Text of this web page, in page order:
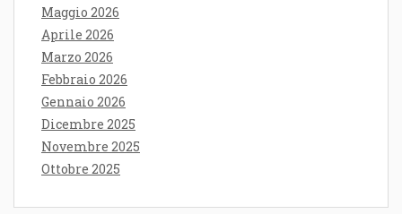
Maggio 2026
Aprile 2026
Marzo 2026
Febbraio 2026
Gennaio 2026
Dicembre 2025
Novembre 2025
Ottobre 2025